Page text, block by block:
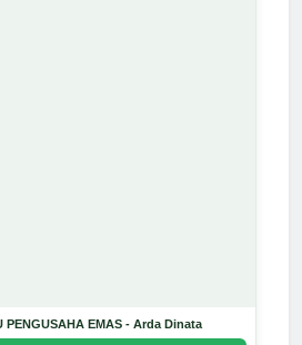
PENGUSAHA EMAS - Arda Dinata